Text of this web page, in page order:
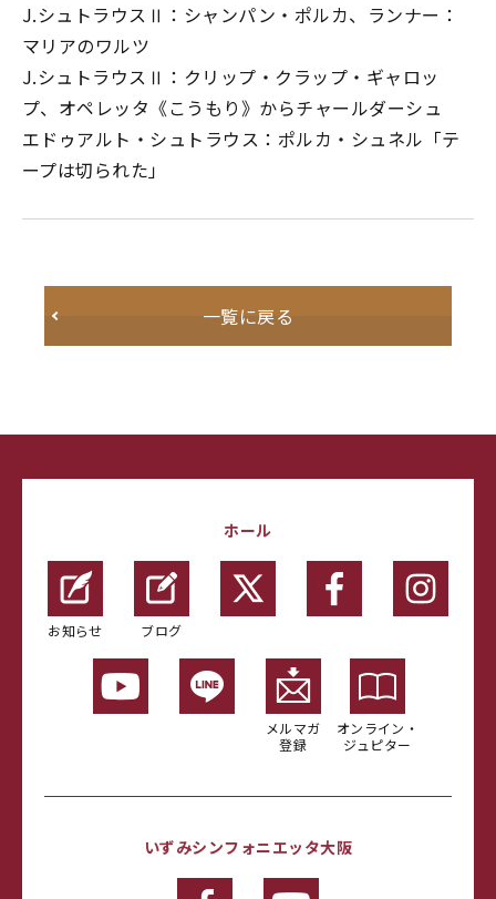
J.シュトラウスⅡ：シャンパン・ポルカ、ランナー：
マリアのワルツ
J.シュトラウスⅡ：クリップ・クラップ・ギャロッ
プ、オペレッタ《こうもり》からチャールダーシュ
エドゥアルト・シュトラウス：ポルカ・シュネル「テ
ープは切られた」
一覧に戻る
ホール
お知らせ ブログ
メルマガ
登録
オンライン・
ジュピター
いずみシンフォニエッタ大阪